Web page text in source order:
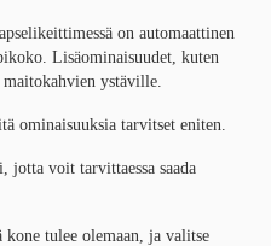
on automaattinen
Lisäominaisuudet, kuten
ystäville.
ominaisuuksia tarvitset eniten.
jotta voit tarvittaessa saada
kone tulee olemaan, ja valitse